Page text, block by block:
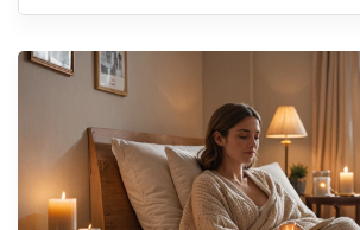
se na ni připravit. Tento magický
cesta k hlubší intimitě a sebepoznání.